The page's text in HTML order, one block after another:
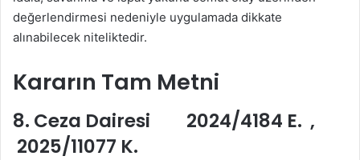
değerlendirmesi nedeniyle uygulamada dikkate
alınabilecek niteliktedir.
Kararın Tam Metni
8. Ceza Dairesi 2024/4184 E. ,
2025/11077 K.